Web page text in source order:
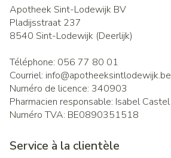
Apotheek Sint-Lodewijk BV
Pladijsstraat 237
8540 Sint-Lodewijk (Deerlijk)
Téléphone: 056 77 80 01
Courriel: info@apotheeksintlodewijk.be
Numéro de licence: 340903
Pharmacien responsable: Isabel Castel
Numéro TVA: BE0890351518
Service à la clientèle